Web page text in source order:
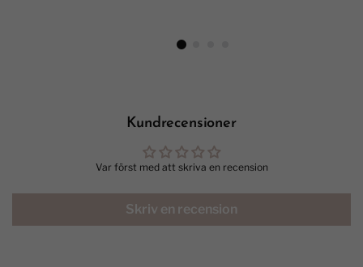
Kundrecensioner
Var först med att skriva en recension
Skriv en recension